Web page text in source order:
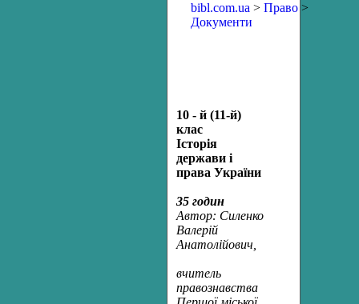
bibl.com.ua > Право >
Документи
10 - й (11-й)
клас
Історія
держави і
права України
35 годин
Автор: Силенко
Валерій
Анатолійович,
вчитель
правознавства